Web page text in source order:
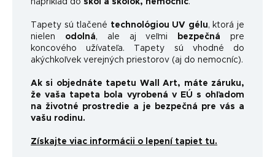
napríklad do škôl a škôlok, nemocníc.
Tapety sú tlačené technológiou UV gélu, ktorá je
nielen odolná, ale aj veľmi bezpečná pre
koncového užívateľa. Tapety sú vhodné do
akýchkoľvek verejných priestorov (aj do nemocníc).
Ak si objednáte tapetu Wall Art, máte záruku,
že vaša tapeta bola vyrobená v EÚ s ohľadom
na životné prostredie a je bezpečná pre vás a
vašu rodinu.
Získajte viac informácii o lepení tapiet tu.